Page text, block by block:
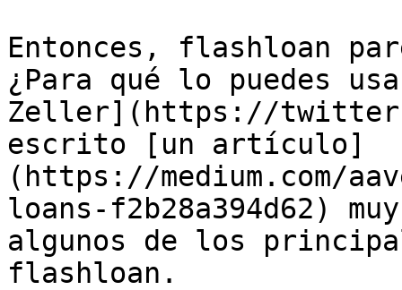
Entonces, flashloan
¿Para qué lo puedes
Zeller](https://
escrito [un artículo]
(https://medium.com/
loans-f2b28a394d62)
algunos de los
flashloan.